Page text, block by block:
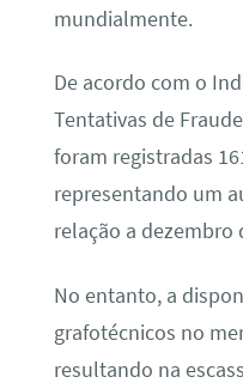
mundialmente.
De acordo com o
Tentativas de
foram registradas
representando um
relação a dezembro
No entanto, a
grafotécnicos no
resultando na